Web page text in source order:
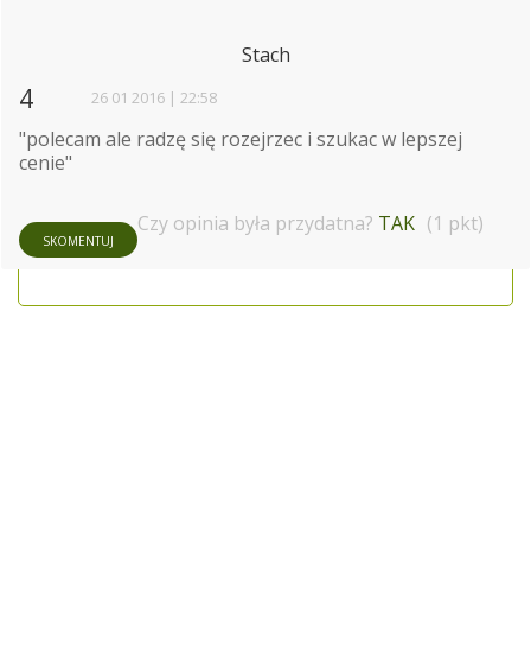
Stach
4 26 01 2016 | 22:58
"polecam ale radzę się rozejrzec i szukac w lepszej
cenie"
SKOMENTUJ
Czy opinia była przydatna? TAK (1 pkt)